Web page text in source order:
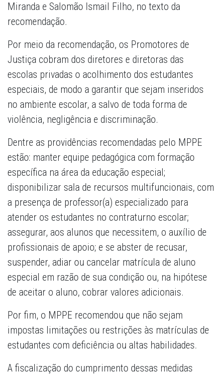
Miranda e Salomão Ismail Filho, no texto da
recomendação.
Por meio da recomendação, os Promotores de
Justiça cobram dos diretores e diretoras das
escolas privadas o acolhimento dos estudantes
especiais, de modo a garantir que sejam inseridos
no ambiente escolar, a salvo de toda forma de
violência, negligência e discriminação.
Dentre as providências recomendadas pelo MPPE
estão: manter equipe pedagógica com formação
específica na área da educação especial;
disponibilizar sala de recursos multifuncionais, com
a presença de professor(a) especializado para
atender os estudantes no contraturno escolar;
assegurar, aos alunos que necessitem, o auxílio de
profissionais de apoio; e se abster de recusar,
suspender, adiar ou cancelar matrícula de aluno
especial em razão de sua condição ou, na hipótese
de aceitar o aluno, cobrar valores adicionais.
Por fim, o MPPE recomendou que não sejam
impostas limitações ou restrições às matrículas de
estudantes com deficiência ou altas habilidades.
A fiscalização do cumprimento dessas medidas